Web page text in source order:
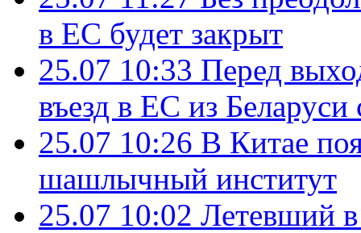
в ЕС будет закрыт
25.07 10:33 Перед
въезд в ЕС из Беларуси
25.07 10:26 В Китае
шашлычный институт
25.07 10:02 Летевший